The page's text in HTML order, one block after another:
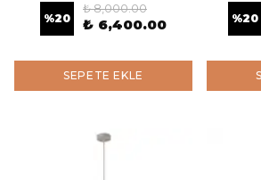
%20
₺ 8,000.00
₺ 6,400.00
SEPETE EKLE
%20